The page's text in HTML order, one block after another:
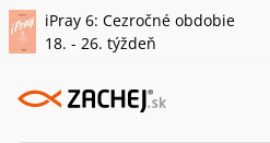
iPray 6: Cezročné obdobie
18. - 26. týždeň